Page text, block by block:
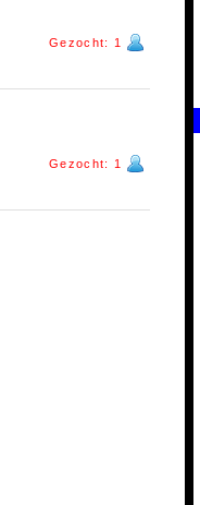
Gezocht: 1
Gezocht: 1